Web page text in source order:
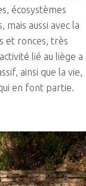
écosystèmes
mais aussi avec la
et ronces, très
lié au liège a
ainsi que la vie,
en font partie.